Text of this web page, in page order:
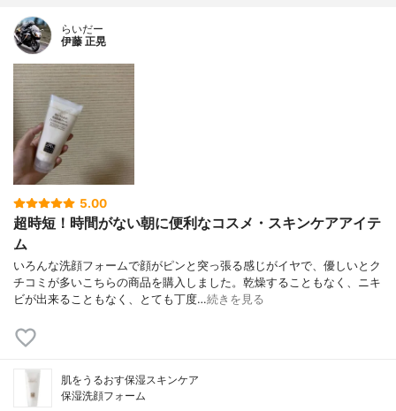
らいだー
伊藤 正晃
5.00
超時短！時間がない朝に便利なコスメ・スキンケアアイテ
ム
いろんな洗顔フォームで顔がピンと突っ張る感じがイヤで、優しいとク
チコミが多いこちらの商品を購入しました。乾燥することもなく、ニキ
ビが出来ることもなく、とても丁度…続きを見る
肌をうるおす保湿スキンケア
保湿洗顔フォーム